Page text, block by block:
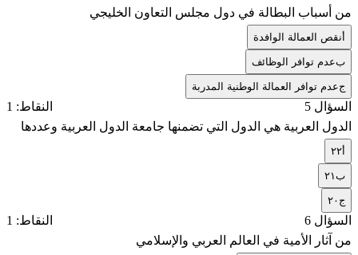
‏من أسباب البطالة في دول مجلس التعاون الخليجي
نقص العمالة الوافدة
بعدم توافر الوظائف
جعدم توافر العمالة الوطنية المدربة
السؤال 5
النقاط: 1
‏الدول العربية هي الدول التي تضمنها جامعة الدول العربية وعددها
٢٢
ب٢١
ج٢٠
السؤال 6
النقاط: 1
‏من آثار الأمية في العالم العربي والإسلامي